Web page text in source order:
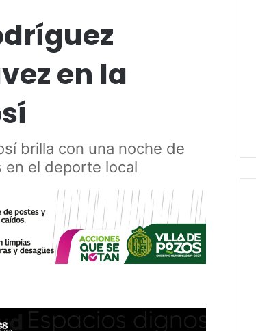
en la
brilla con una noche de
en el deporte local